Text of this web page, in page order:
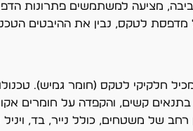
מציעה למשתמשים פתרונות
לטקס, נבין את ההיבטים
חלקיקי לטקס (חומר גמיש).
בתנאים קשים, והקפדה על חומרים
של משטחים, כולל נייר, בד, ויניל